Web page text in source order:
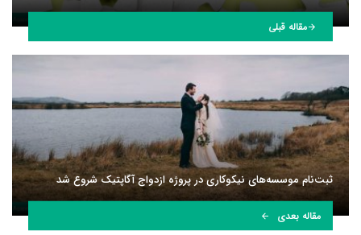
مقاله قبلی
ثبت‌نام موسسه‌های نیکوکاری در پروژه ازدواج آگاپتیک شروع شد
مقاله بعدی